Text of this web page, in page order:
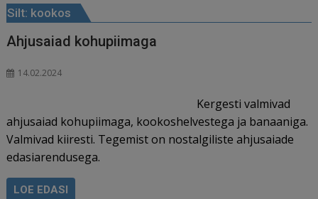
Silt: kookos
Ahjusaiad kohupiimaga
14.02.2024
Kergesti valmivad
ahjusaiad kohupiimaga, kookoshelvestega ja banaaniga.
Valmivad kiiresti. Tegemist on nostalgiliste ahjusaiade
edasiarendusega.
LOE EDASI